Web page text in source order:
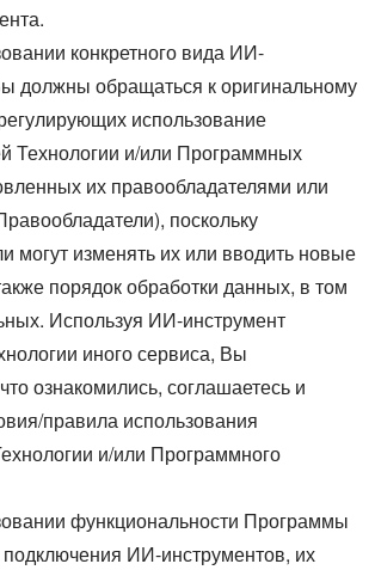
конкретного вида ИИ-
должны обращаться к оригинальному
использование
Технологии и/или Программных
их правообладателями или
поскольку
могут изменять их или вводить новые
порядок обработки данных, в том
Используя ИИ-инструмент
иного сервиса, Вы
ознакомились, соглашаетесь и
правила использования
и/или Программного
функциональности Программы
ИИ-инструментов, их